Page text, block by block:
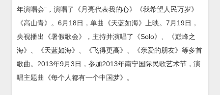
年演唱会”，演唱了《月亮代表我的心》《我希望人民万岁》
《高山青》。6月18日，单曲《天蓝如海》上映。7月19日，
央视播出《暑假歌会》，主持并演唱了《Solo》、《巅峰之
海》、《天蓝如海》、《飞得更高》、《亲爱的朋友》等多首
歌曲。2013年9月3日，参加2013年南宁国际民歌艺术节，演
唱主题曲《每个人都有一个中国梦》。